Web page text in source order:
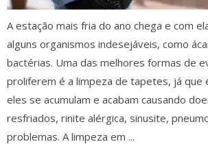
A estação mais fria do ano chega e com
alguns organismos indesejáveis, como
bactérias. Uma das melhores formas de
proliferem é a limpeza de tapetes, já que
eles se acumulam e acabam causando
resfriados, rinite alérgica, sinusite,
problemas. A limpeza em ...